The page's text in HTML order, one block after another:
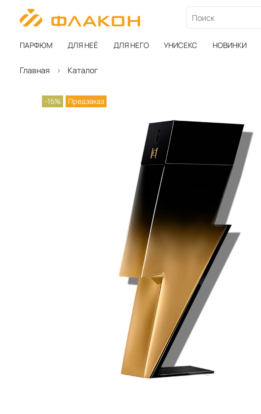
ПАРФЮМ ДЛЯ НЕЁ ДЛЯ НЕГО УНИСЕКС НОВИНКИ
Главная Каталог
-15% Предзаказ